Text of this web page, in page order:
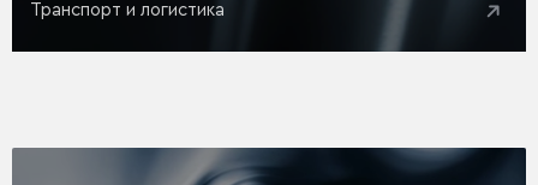
Транспорт и логистика